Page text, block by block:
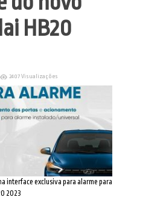
HB20
2407 Visualizações
interface exclusiva para alarme para
2023